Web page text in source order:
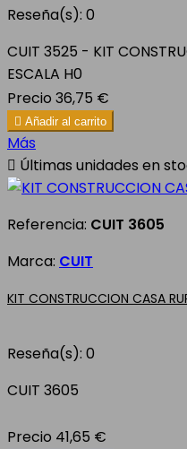
Reseña(s): 0
CUIT 3525 - KIT
ESCALA H0
Precio 36,75 €
 Añadir al carrito
Más
 Últimas unidades en
Referencia: CUIT 3605
Marca: CUIT
KIT CONSTRUCCION CASA
Reseña(s): 0
CUIT 3605
Precio 41,65 €